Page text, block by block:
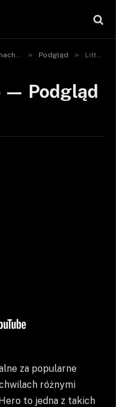
» Podgląd » Little Town Hero — Podgląd #159
— Podgląd
za popularne
różnymi
to jedna z takich